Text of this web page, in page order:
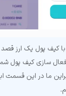
کیف پول یک ارز
سازی کیف پول
ما در این قسمت